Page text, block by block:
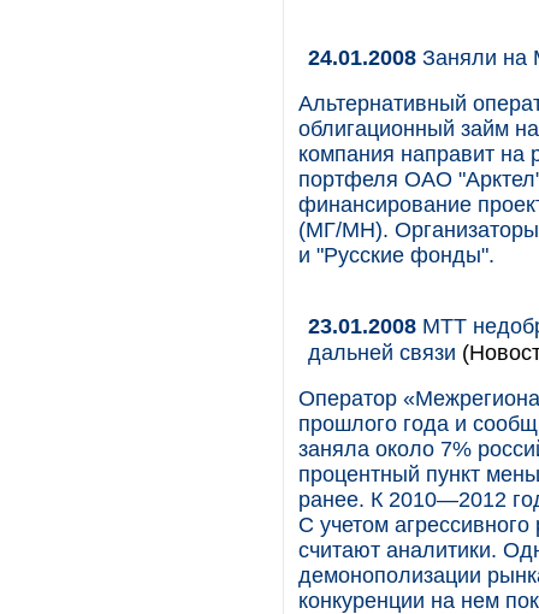
24.01.2008 Заняли
Альтернативный
облигационный займ
компания направит на
портфеля ОАО
финансирование
(МГ/МН).
и "Русские фонды".
23.01.2008 МТТ
дальней связи
Оператор
прошлого года и
заняла около 7%
процентный пункт
ранее. К 2010—2012
С учетом
считают аналитики.
демонополизации
конкуренции на нем